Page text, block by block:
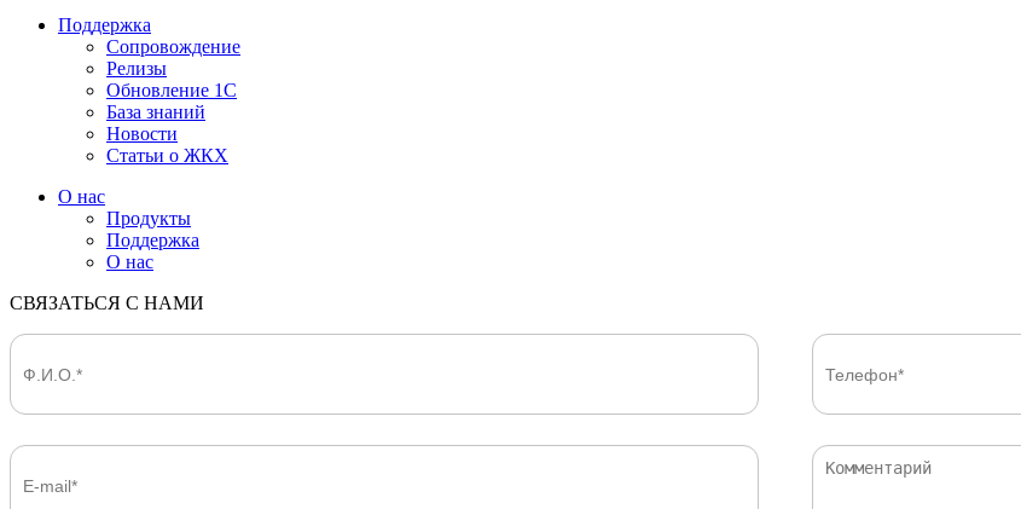
Поддержка
Сопровождение
Релизы
Обновление 1С
База знаний
Новости
Статьи о ЖКХ
О нас
Продукты
Поддержка
О нас
СВЯЗАТЬСЯ С НАМИ